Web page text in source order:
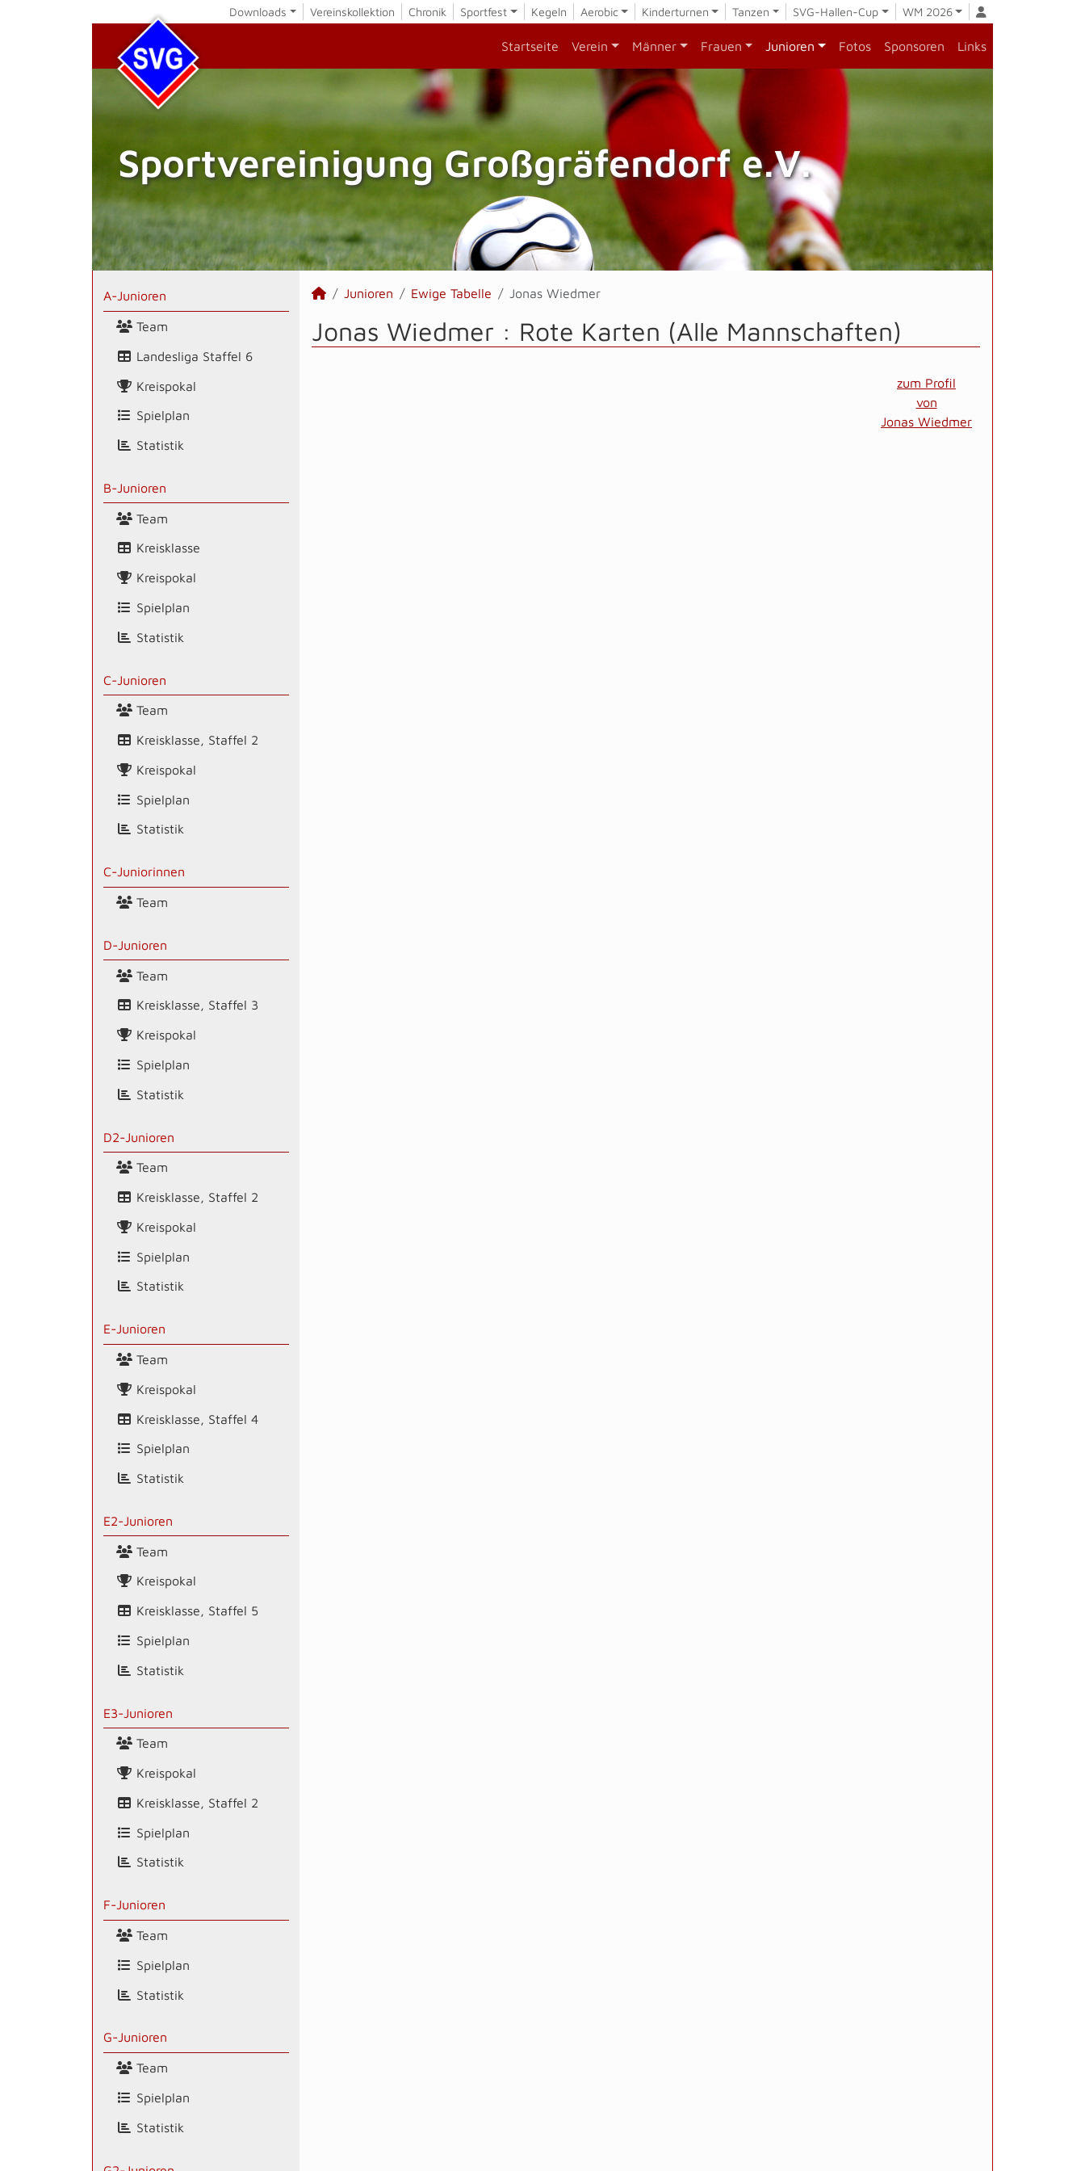
Downloads Vereinskollektion Chronik Sportfest Kegeln Aerobic Kinderturnen Tanzen SVG-Hallen-Cup WM 2026
Startseite Verein Männer Frauen Junioren Fotos Sponsoren Links
Sportvereinigung Großgräfendorf e.V.
A-Junioren
Team
Landesliga Staffel 6
Kreispokal
Spielplan
Statistik
B-Junioren
Team
Kreisklasse
Kreispokal
Spielplan
Statistik
C-Junioren
Team
Kreisklasse, Staffel 2
Kreispokal
Spielplan
Statistik
C-Juniorinnen
Team
D-Junioren
Team
Kreisklasse, Staffel 3
Kreispokal
Spielplan
Statistik
D2-Junioren
Team
Kreisklasse, Staffel 2
Kreispokal
Spielplan
Statistik
E-Junioren
Team
Kreispokal
Kreisklasse, Staffel 4
Spielplan
Statistik
E2-Junioren
Team
Kreispokal
Kreisklasse, Staffel 5
Spielplan
Statistik
E3-Junioren
Team
Kreispokal
Kreisklasse, Staffel 2
Spielplan
Statistik
F-Junioren
Team
Spielplan
Statistik
G-Junioren
Team
Spielplan
Statistik
Junioren Ewige Tabelle Jonas Wiedmer
Jonas Wiedmer : Rote Karten (Alle Mannschaften)
zum Profil
von
Jonas Wiedmer